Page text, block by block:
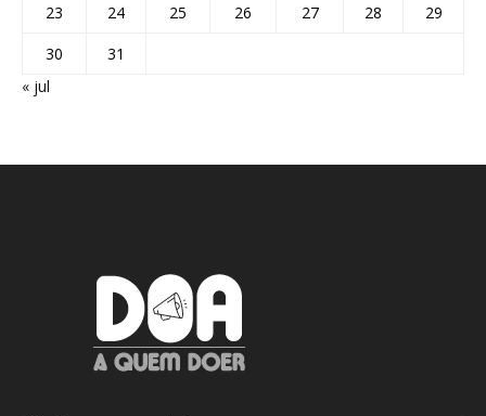
23
24 25 26 27 28
29
30
31
« jul